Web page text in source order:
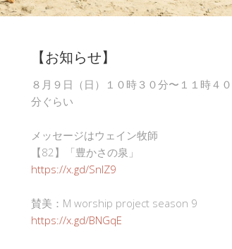
【お知らせ】
８月９日（日）１０時３０分〜１１時４０
分ぐらい
メッセージはウェイン牧師
【82】「豊かさの泉」
https://x.gd/SnlZ9
賛美：M worship project season 9
https://x.gd/BNGqE